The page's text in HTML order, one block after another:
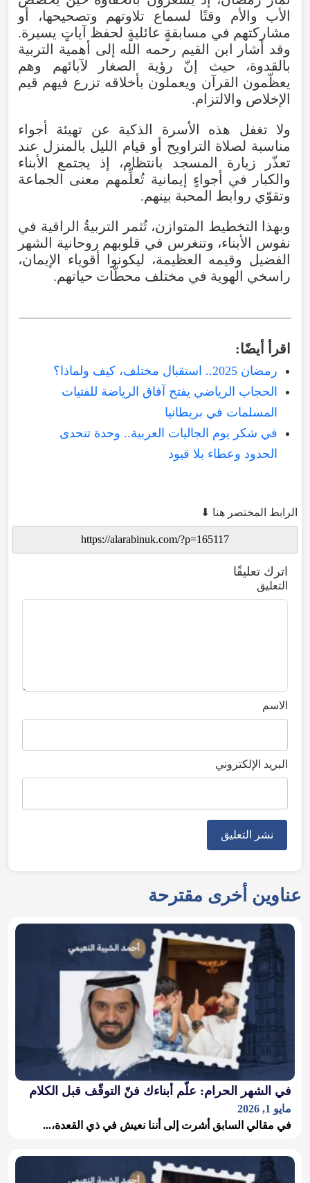
الأب والأم وقتًا لسماع تلاوتهم وتصحيحها، أو
مشاركتهم في مسابقةٍ عائليةٍ لحفظ آياتٍ يسيرة.
وقد أشار ابن القيم رحمه الله إلى أهمية التربية
بالقدوة، حيث إنّ رؤية الصغار لآبائهم وهم
يعظّمون القرآن ويعملون بأخلاقه تزرع فيهم قيم
الإخلاص والالتزام.
ولا تغفل هذه الأسرة الذكية عن تهيئة أجواء
مناسبة لصلاة التراويح أو قيام الليل بالمنزل عند
تعذّر زيارة المسجد بانتظام، إذ يجتمع الأبناء
والكبار في أجواءٍ إيمانية تُعلِّمهم معنى الجماعة
وتقوّي روابط المحبة بينهم.
وبهذا التخطيط المتوازن، تُثمر التربيةُ الراقية في
نفوس الأبناء، وتنغرس في قلوبهم روحانية الشهر
الفضيل وقيمه العظيمة، ليكونوا أقوياء الإيمان،
راسخي الهوية في مختلف محطّات حياتهم.
اقرأ أيضًا:
رمضان 2025.. استقبال مختلف، كيف ولماذا؟
الحجاب الرياضي يفتح آفاق الرياضة للفتيات
المسلمات في بريطانيا
في شكر يوم الجاليات العربية.. وحدة تتحدى
الحدود وعطاء بلا قيود
الرابط المختصر هنا ⬇
اترك تعليقًا
التعليق
الاسم
البريد الإلكتروني
عناوين أخرى مقترحة
في الشهر الحرام: علّم أبناءك فنّ التوقّف قبل الكلام
مايو 1, 2026
في مقالي السابق أشرت إلى أننا نعيش في ذي القعدة،...